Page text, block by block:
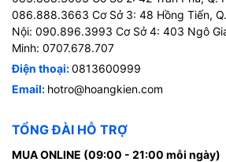
086.888.3663 Cơ Sở 3: 48 Hồng Tiến,
Nội: 090.896.3993 Cơ Sở 4: 403 Ngô
Minh: 0707.678.707
Điện thoại:0813600999
Email: hotro@hoangkien.com
TỔNG ĐÀI HỖ TRỢ
MUA ONLINE (09:00 - 21:00 mỗi ngày)